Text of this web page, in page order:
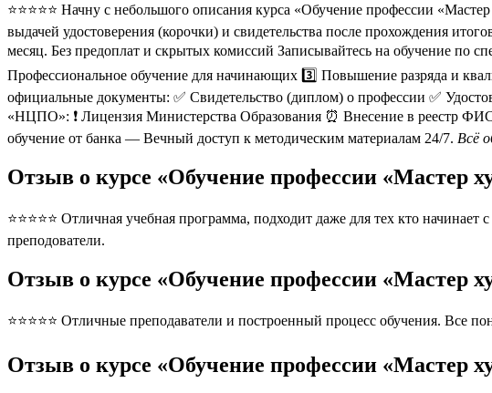
⭐⭐⭐⭐⭐ Начну с небольшого описания курса «Обучение профессии
выдачей удостоверения (корочки) и свидетельства после прохождения
месяц. Без предоплат и скрытых комиссий Записывайтесь на обучение по
Профессиональное обучение для начинающих 3️⃣ Повышение разряда и
официальные документы: ✅ Свидетельство (диплом) о профессии ✅
«НЦПО»: ❗️ Лицензия Министерства Образования ⏰ Внесение в реестр
обучение от банка — Вечный доступ к методическим материалам 24/7. Всё
Отзыв о курсе «Обучение профессии «Мастер
⭐⭐⭐⭐⭐ Отличная учебная программа, подходит даже для тех кто
преподователи.
Отзыв о курсе «Обучение профессии «Мастер
⭐⭐⭐⭐⭐ Отличные преподаватели и построенный процесс обучения. Все
Отзыв о курсе «Обучение профессии «Мастер